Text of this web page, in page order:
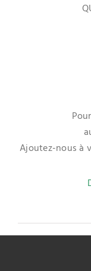
Ajoutez-nous à